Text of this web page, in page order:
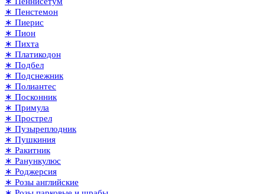
∗ Пенстемон
∗ Пиерис
∗ Пион
∗ Пихта
∗ Платикодон
∗ Подбел
∗ Подснежник
∗ Полиантес
∗ Посконник
∗ Примула
∗ Прострел
∗ Пузыреплодник
∗ Пушкиния
∗ Ракитник
∗ Ранункулюс
∗ Роджерсия
∗ Розы английские